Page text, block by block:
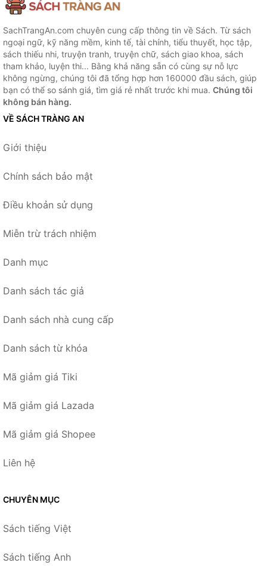
SachTrangAn.com chuyên cung cấp thông tin về Sách. Từ sách
ngoại ngữ, kỹ năng mềm, kinh tế, tài chính, tiểu thuyết, học tập,
sách thiếu nhi, truyện tranh, truyện chữ, sách giao khoa, sách
tham khảo, luyện thi... Bằng khả năng sẵn có cùng sự nỗ lực
không ngừng, chúng tôi đã tổng hợp hơn 160000 đầu sách, giúp
bạn có thể so sánh giá, tìm giá rẻ nhất trước khi mua. Chúng tôi
không bán hàng.
VỀ SÁCH TRÀNG AN
Giới thiệu
Chính sách bảo mật
Điều khoản sử dụng
Miễn trừ trách nhiệm
Danh mục
Danh sách tác giả
Danh sách nhà cung cấp
Danh sách từ khóa
Mã giảm giá Tiki
Mã giảm giá Lazada
Mã giảm giá Shopee
Liên hệ
CHUYÊN MỤC
Sách tiếng Việt
Sách tiếng Anh